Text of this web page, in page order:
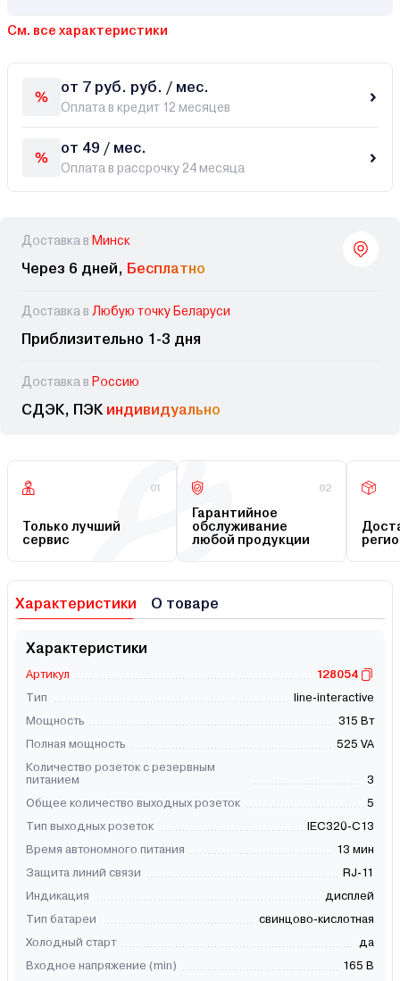
См. все характеристики
от 7 руб. руб. / мес.
Оплата в кредит 12 месяцев
от 49 / мес.
Оплата в рассрочку 24 месяца
Доставка в Минск
Через 6 дней, Бесплатно
Доставка в Любую точку Беларуси
Приблизительно 1-3 дня
Доставка в Россию
СДЭК, ПЭК индивидуально
01
Только лучший
сервис
02
Гарантийное
обслуживание
любой продукции
Характеристики О товаре
Характеристики
Артикул
128054
Тип
line-interactive
Мощность
315 Вт
Полная мощность
525 VA
Количество розеток с резервным
питанием
3
Общее количество выходных розеток
5
Тип выходных розеток
IEC320-C13
Время автономного питания
13 мин
Защита линий связи
RJ-11
Индикация
дисплей
Тип батареи
свинцово-кислотная
Холодный старт
да
Входное напряжение (min)
165 В